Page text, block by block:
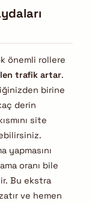
önemli rollere
trafik artar.
birine
derin
site
yapmasını
oranı bile
Bu ekstra
ve hemen